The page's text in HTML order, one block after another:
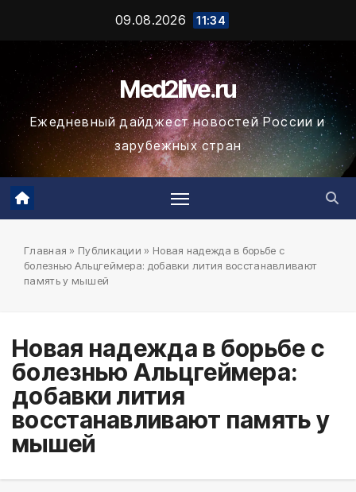
содержимому
09.08.2026 11:34
Med2live.ru
Ежедневный дайджест новостей России и
зарубежных стран
Главная » Публикации » Новая надежда в борьбе с
болезнью Альцгеймера: добавки лития восстанавливают
память у мышей
Новая надежда в борьбе с
болезнью Альцгеймера:
добавки лития
восстанавливают память у
мышей